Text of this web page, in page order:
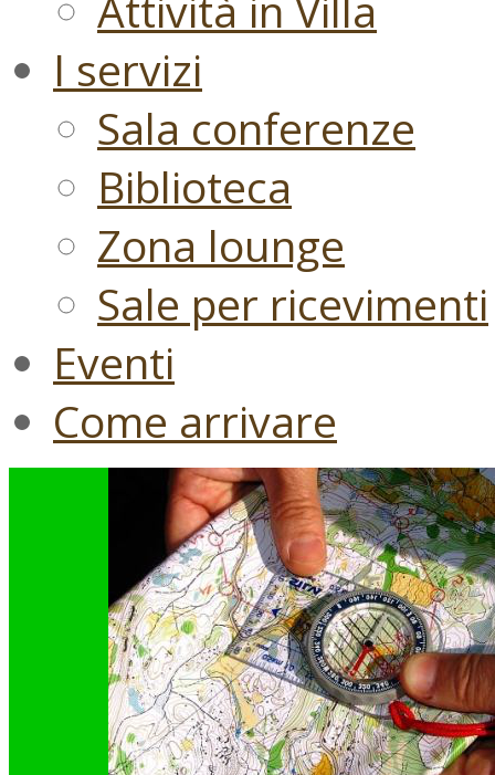
I servizi
Sala conferenze
Biblioteca
Zona lounge
Sale per ricevimenti
Eventi
Come arrivare